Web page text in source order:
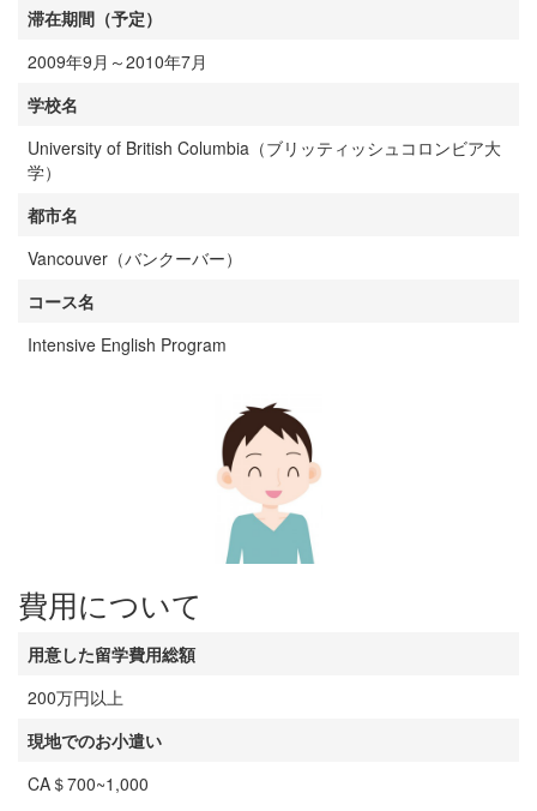
滞在期間（予定）
2009年9月～2010年7月
学校名
University of British Columbia（ブリッティッシュコロンビア大
学）
都市名
Vancouver（バンクーバー）
コース名
Intensive English Program
費用について
用意した留学費用総額
200万円以上
現地でのお小遣い
CA＄700~1,000